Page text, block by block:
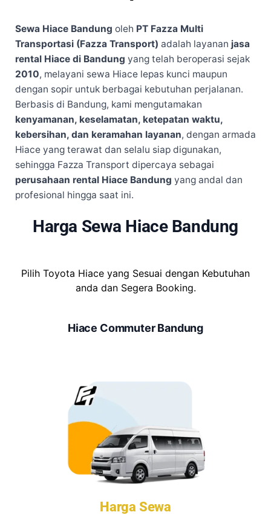
Sewa Hiace Bandung oleh PT Fazza Multi
Transportasi (Fazza Transport) adalah layanan jasa
rental Hiace di Bandung yang telah beroperasi sejak
2010, melayani sewa Hiace lepas kunci maupun
dengan sopir untuk berbagai kebutuhan perjalanan.
Berbasis di Bandung, kami mengutamakan
kenyamanan, keselamatan, ketepatan waktu,
kebersihan, dan keramahan layanan, dengan armada
Hiace yang terawat dan selalu siap digunakan,
sehingga Fazza Transport dipercaya sebagai
perusahaan rental Hiace Bandung yang andal dan
profesional hingga saat ini.
Harga Sewa Hiace Bandung
Pilih Toyota Hiace yang Sesuai dengan Kebutuhan
anda dan Segera Booking.
Hiace Commuter Bandung
Harga Sewa